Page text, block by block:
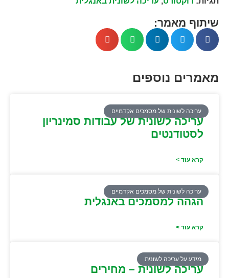
שיתוף מאמר:
מאמרים נוספים
עריכה לשונית של מסמכים אקדמיים
עריכה לשונית של עבודות סמינריון
לסטודנטים
קרא עוד >
עריכה לשונית של מסמכים אקדמיים
הגהה למסמכים באנגלית
קרא עוד >
מידע על עריכה לשונית
עריכה לשונית – מחירים